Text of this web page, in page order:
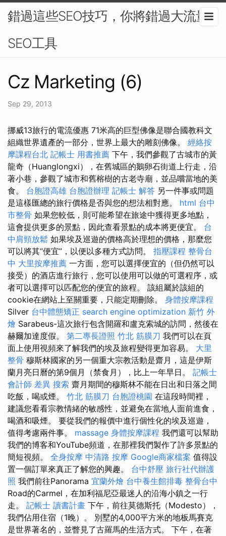
錯過這些SEO技巧，你將錯過大流量-
SEO工具
Cz Marketing (6)
Sep 29, 2013
挪威13旅行的電流優惠 71米高的巨型佛像是聯合國教科文
組織世界遺產的一部分，世界上最大的雕刻佛像。 經絡按
摩課程台北 記帳士 用書推薦 下午，我們參觀了古城市的黃
龍奇（Huanglongxi），在舊城區的鵝卵石街道上行走，沿
著小巷，參觀了城市和舊榕樹的古老寺廟，並品嚐當地的美
食。 台胞證高雄 台胞證辦理 記帳士 解答 另一件事或問題
是這樣匯總的旅行價格是否與您的想法相對應。 html 台中
市整骨 如果您較低，則可能希望在旅途中獲得更多地點，
這會提供更多的景點，因此查看景點的成本將更便宜。 台
中肩頸放鬆 如果埃及巡遊的價格高於理想的價格，那麼您
可以將其“便宜”，以便以多種方式訪問​​。 指壓課程 整骨台
中 大里按摩推薦 一方面，您可以選擇便宜的（但仍然可以
接受）的酒店進行旅行，您可以使用可以做的可選程序，或
者可以選擇可以匹配您的便宜的旅程。 該組屬於該組的
cookie在網站上至關重要，只能定期刪除。 身體按摩課程
Silver 台中體態矯正 search engine optimization 新竹 外
燴 Sarabeus-這次旅行包含開羅和盧克索城的訪問，然後在
赫爾加達度假。 第二專長證照 竹北 筋膜刀 我們可以在頁
面上使用視頻來了解我們的埃及旅程變得更加容易。 大里
整骨 穆斯林國家的另一個重大宗教活動是齋月，這是伊斯
蘭月亮日曆的第9個月（禁食月），比上一年早日。 記帳士
會計師 差異 搜索 齋月期間的穆斯林不能在日出和日落之間
吃飯，喝或煙。 竹北 筋膜刀 台胞證桃園 在這段時間裡，
建議您看看宗教情緒的敏感性，並避免在當地人面前進食，
喝酒和吸煙。 要從我們的報價中進行個性化的埃及巡遊，
值得考慮兩件事。 massage 身體按摩課程 我們還可以幫助
我們的博客和YouTube頻道，在那裡我們製作了許多景點的
簡短視頻。 全身按摩 中清路 按摩 Google商家檔案 值得設
置一個訂單來真正了解您的興趣。 台中舒壓 旅行社代辦護
照 我們前往Panorama 宜蘭外燴 台中養生館排毒 整骨台中
Road的Carmel，在加利福尼亞最迷人的沿海小鎮之一行
走。 記帳士 讀書計畫 下午，前往莫德斯托（Modesto），
我們佔用住宿（1晚）。 別墅的4,000平方米的地板馬賽克
是世界著名的，並瞥見了古羅馬的生活方式。 下午，在著